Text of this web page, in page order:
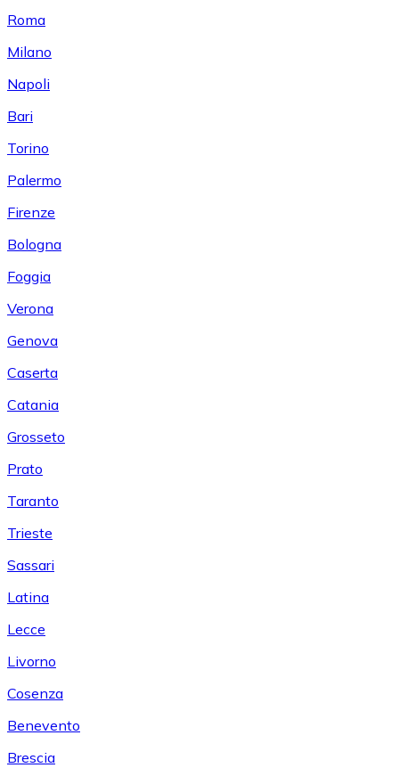
Roma
Milano
Napoli
Bari
Torino
Palermo
Firenze
Bologna
Foggia
Verona
Genova
Caserta
Catania
Grosseto
Prato
Taranto
Trieste
Sassari
Latina
Lecce
Livorno
Cosenza
Benevento
Brescia